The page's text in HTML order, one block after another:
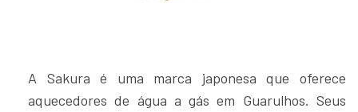
A Sakura é uma marca japonesa que oferece
aquecedores de água a gás em Guarulhos. Seus